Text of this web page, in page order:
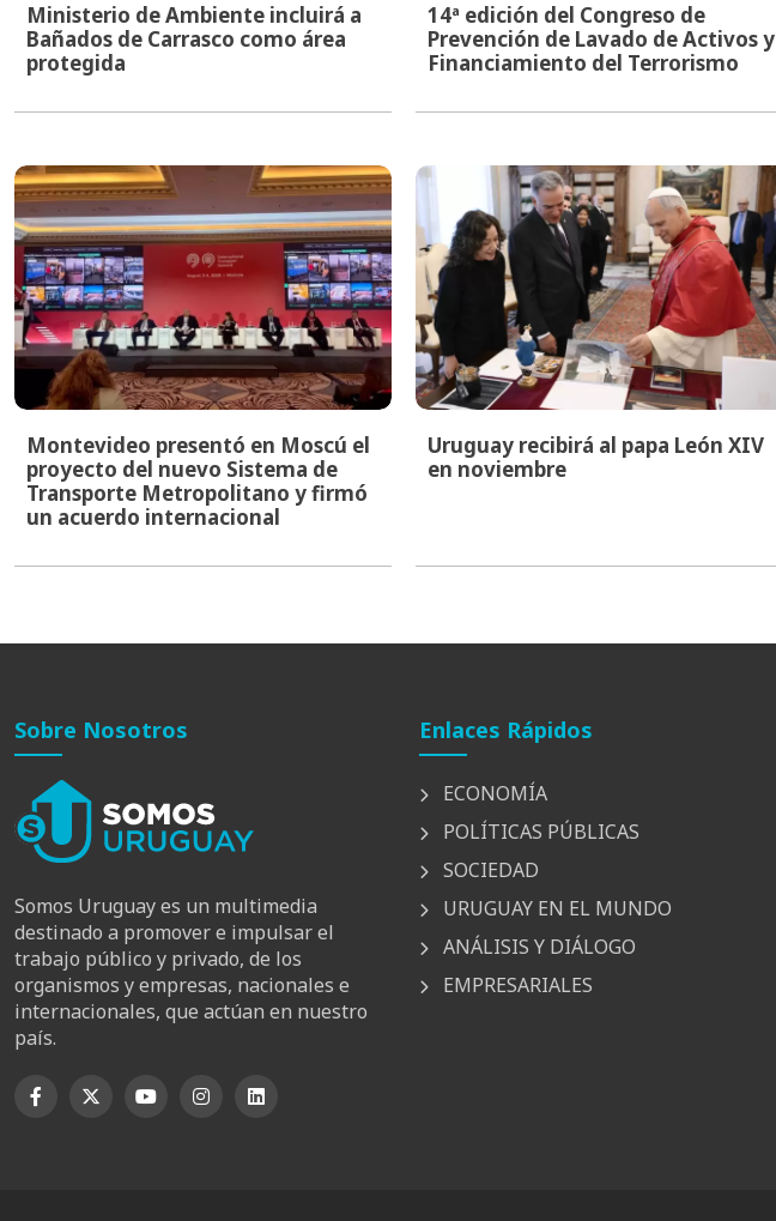
Ministerio de Ambiente incluirá a
Bañados de Carrasco como área
protegida
14ª edición del Congreso de
Prevención de Lavado de Activos y
Financiamiento del Terrorismo
Montevideo presentó en Moscú el
proyecto del nuevo Sistema de
Transporte Metropolitano y firmó
un acuerdo internacional
Uruguay recibirá al papa León XIV
en noviembre
Sobre Nosotros
Somos Uruguay es un multimedia
destinado a promover e impulsar el
trabajo público y privado, de los
organismos y empresas, nacionales e
internacionales, que actúan en nuestro
país.
Enlaces Rápidos
ECONOMÍA
POLÍTICAS PÚBLICAS
SOCIEDAD
URUGUAY EN EL MUNDO
ANÁLISIS Y DIÁLOGO
EMPRESARIALES